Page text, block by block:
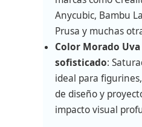
Anycubic, Bambu
Prusa y muchas
Color Morado
sofisticado:
ideal para
de diseño y
impacto visual